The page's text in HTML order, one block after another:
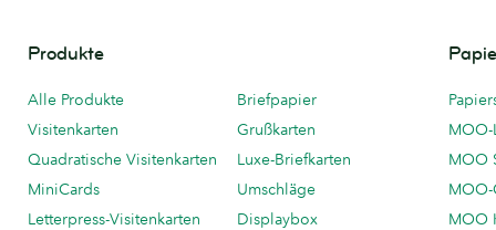
Produkte
Alle Produkte
Visitenkarten
Quadratische Visitenkarten
MiniCards
Letterpress-Visitenkarten
Briefpapier
Grußkarten
Luxe-Briefkarten
Umschläge
Displaybox
MOO-
MOO
MOO